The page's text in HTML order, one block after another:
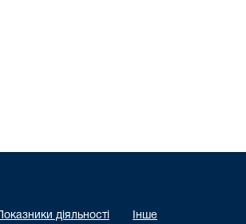
Показники діяльності Інше